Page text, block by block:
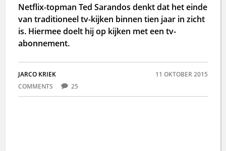
Netflix-topman Ted Sarandos denkt dat het einde
van traditioneel tv-kijken binnen tien jaar in zicht
is. Hiermee doelt hij op kijken met een tv-
abonnement.
JARCO KRIEK
11 OKTOBER 2015
COMMENTS
25